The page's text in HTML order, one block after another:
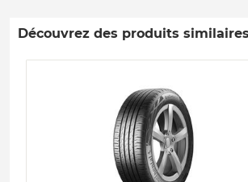
Découvrez des produits